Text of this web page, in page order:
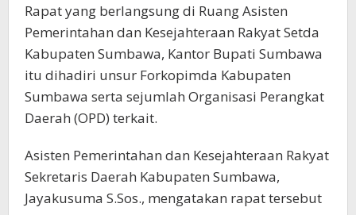
Rapat yang berlangsung di Ruang Asisten
Pemerintahan dan Kesejahteraan Rakyat Setda
Kabupaten Sumbawa, Kantor Bupati Sumbawa
itu dihadiri unsur Forkopimda Kabupaten
Sumbawa serta sejumlah Organisasi Perangkat
Daerah (OPD) terkait.
Asisten Pemerintahan dan Kesejahteraan Rakyat
Sekretaris Daerah Kabupaten Sumbawa,
Jayakusuma S.Sos., mengatakan rapat tersebut